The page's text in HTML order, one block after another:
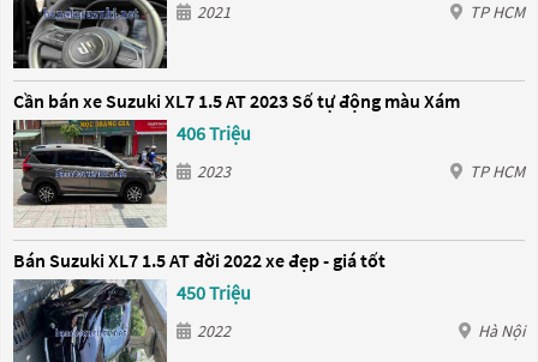
2021 TP HCM
Cần bán xe Suzuki XL7 1.5 AT 2023 Số tự động màu Xám
406 Triệu
2023 TP HCM
Bán Suzuki XL7 1.5 AT đời 2022 xe đẹp - giá tốt
450 Triệu
2022 Hà Nội